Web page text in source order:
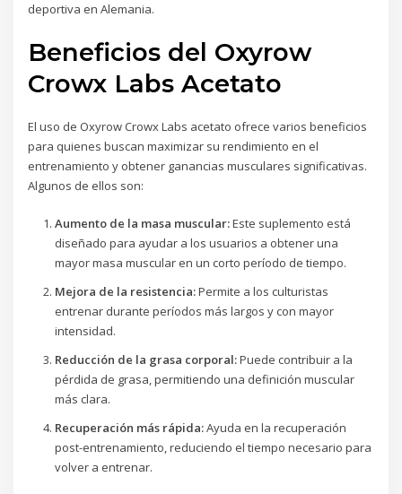
deportiva en Alemania.
Beneficios del Oxyrow
Crowx Labs Acetato
El uso de Oxyrow Crowx Labs acetato ofrece varios beneficios
para quienes buscan maximizar su rendimiento en el
entrenamiento y obtener ganancias musculares significativas.
Algunos de ellos son:
Aumento de la masa muscular:Este suplemento está
diseñado para ayudar a los usuarios a obtener una
mayor masa muscular en un corto período de tiempo.
Mejora de la resistencia:Permite a los culturistas
entrenar durante períodos más largos y con mayor
intensidad.
Reducción de la grasa corporal:Puede contribuir a la
pérdida de grasa, permitiendo una definición muscular
más clara.
Recuperación más rápida:Ayuda en la recuperación
post-entrenamiento, reduciendo el tiempo necesario para
volver a entrenar.